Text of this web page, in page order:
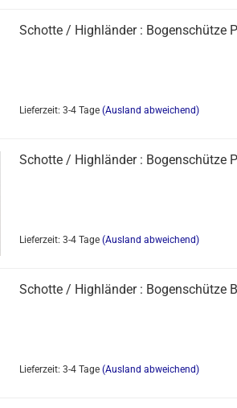
Schotte / Highländer : Bogenschütze
Lieferzeit: 3-4 Tage (Ausland abweichend)
Schotte / Highländer : Bogenschütze
Lieferzeit: 3-4 Tage (Ausland abweichend)
Schotte / Highländer : Bogenschütze
Lieferzeit: 3-4 Tage (Ausland abweichend)